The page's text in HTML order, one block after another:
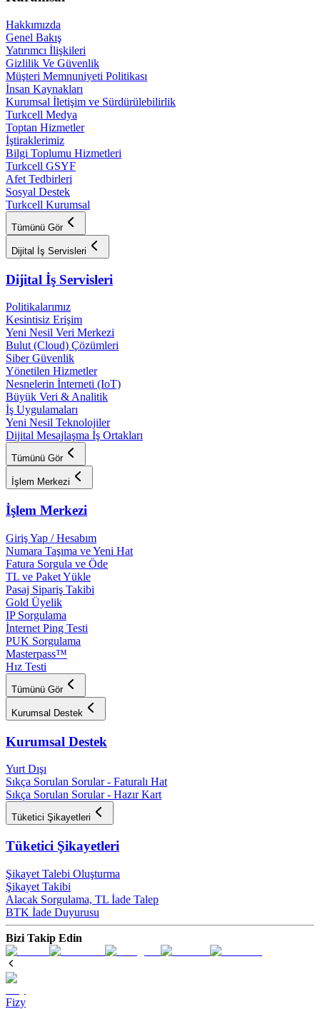
Hakkımızda
Genel Bakış
Yatırımcı İlişkileri
Gizlilik Ve Güvenlik
Müşteri Memnuniyeti Politikası
İnsan Kaynakları
Kurumsal İletişim ve Sürdürülebilirlik
Turkcell Medya
Toptan Hizmetler
İştiraklerimiz
Bilgi Toplumu Hizmetleri
Turkcell GSYF
Afet Tedbirleri
Sosyal Destek
Turkcell Kurumsal
Tümünü Gör
Dijital İş Servisleri
Dijital İş Servisleri
Politikalarımız
Kesintisiz Erişim
Yeni Nesil Veri Merkezi
Bulut (Cloud) Çözümleri
Siber Güvenlik
Yönetilen Hizmetler
Nesnelerin İnterneti (IoT)
Büyük Veri & Analitik
İş Uygulamaları
Yeni Nesil Teknolojiler
Dijital Mesajlaşma İş Ortakları
Tümünü Gör
İşlem Merkezi
İşlem Merkezi
Giriş Yap / Hesabım
Numara Taşıma ve Yeni Hat
Fatura Sorgula ve Öde
TL ve Paket Yükle
Pasaj Sipariş Takibi
Gold Üyelik
IP Sorgulama
İnternet Ping Testi
PUK Sorgulama
Masterpass™
Hız Testi
Tümünü Gör
Kurumsal Destek
Kurumsal Destek
Yurt Dışı
Sıkça Sorulan Sorular - Faturalı Hat
Sıkça Sorulan Sorular - Hazır Kart
Tüketici Şikayetleri
Tüketici Şikayetleri
Şikayet Talebi Oluşturma
Şikayet Takibi
Alacak Sorgulama, TL İade Talep​
BTK İade Duyurusu
Bizi Takip Edin
Fizy